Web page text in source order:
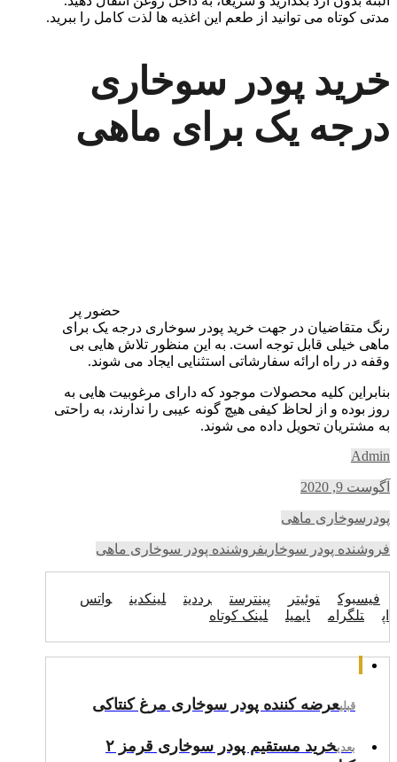
مدتی کوتاه می توانید از طعم این اغذیه ها لذت کامل را ببرید.
خرید پودر سوخاری
درجه یک برای ماهی
حضور پر
رنگ متقاضیان در جهت خرید پودر سوخاری درجه یک برای
ماهی خیلی قابل توجه است. به این منظور تلاش هایی بی
وقفه در راه ارائه سفارشاتی استثنایی ایجاد می شوند.
بنابراین کلیه محصولات موجود که دارای مرغوبیت هایی به
روز بوده و از لحاظ کیفی هیچ گونه عیبی را ندارند، به راحتی
به مشتریان تحویل داده می شوند.
Admin
آگوست 9, 2020
پودرسوخاری ماهی
فروشنده پودر سوخاریفروشنده پودر سوخاری ماهی
فیسبوک توئیتر پینترست رددیت لینکدین
واتس
اپ
تلگرام ایمیل لینک کوتاه
قبلیعرضه کننده پودر سوخاری مرغ کنتاکی
بعدی
خرید مستقیم پودر سوخاری قرمز ۲